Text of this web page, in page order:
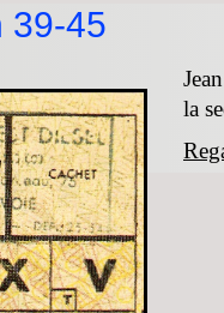
39-45
la